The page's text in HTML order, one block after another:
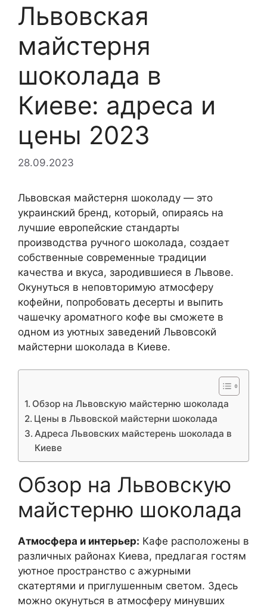
Львовская
майстерня
шоколада в
Киеве: адреса и
цены 2023
28.09.2023
Львовская майстерня шоколаду — это
украинский бренд, который, опираясь на
лучшие европейские стандарты
производства ручного шоколада, создает
собственные современные традиции
качества и вкуса, зародившиеся в Львове.
Окунуться в неповторимую атмосферу
кофейни, попробовать десерты и выпить
чашечку ароматного кофе вы сможете в
одном из уютных заведений Львовсокй
майстерни шоколада в Киеве.
Обзор на Львовскую майстерню шоколада
Цены в Львовской майстерни шоколада
Адреса Львовских майстерень шоколада в
Киеве
Обзор на Львовскую
майстерню шоколада
Атмосфера и интерьер: Кафе расположены в
различных районах Киева, предлагая гостям
уютное пространство с ажурными
скатертями и приглушенным светом. Здесь
можно окунуться в атмосферу минувших